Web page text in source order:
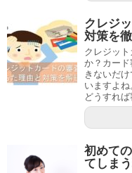
クレジ
対策を
クレジッ
か？カー
きないだ
いますよ
どうすれば
初めて
てしま